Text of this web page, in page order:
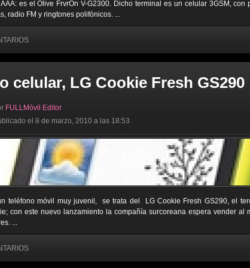
es el Olive FrvrOn V-G2300. Dicho terminal es un celular 3GSM, con
radio FM y ringtones polifónicos. ...
celular, LG Cookie Fresh GS290
FULLMóvil Editor
el 8 de marzo, 2010 a las 18:53
teléfono móvil muy juvenil, se trata del LG Cookie Fresh GS290, el
con este nuevo lanzamiento la compañía surcoreana espera vender al
...